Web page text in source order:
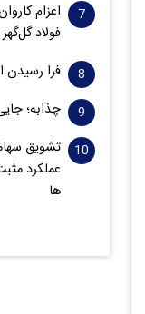
اعزام
فولاد
فرا رسیدن
چذابه؛
تشویق
ها